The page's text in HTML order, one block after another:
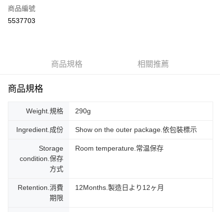
LINE Pay
ATM付款
運送方式
宅配
商品編號
5537703
商品規格 相關推薦
商品規格
Weight.規格 290g
Ingredient.成份 Show on the outer package.依包裝標示
Storage
condition.保存
方式
Room temperature.常温保存
Retention.消費
期限
12Months.製造日より12ヶ月